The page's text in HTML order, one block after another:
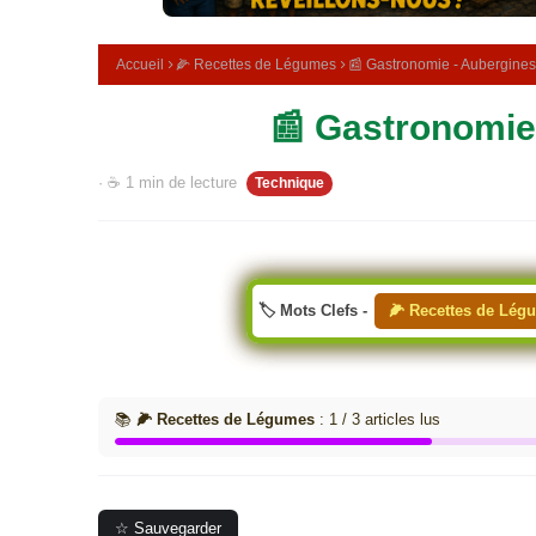
i
l
Accueil 🌽 Recettes de Légumes 📰 Gastronomie -
📰
· ☕ 1 min de lecture Technique
🏷️ Mots Clefs - 🌽 Recettes de
📚 🌽 Recettes de Légumes : 1 / 3 articles lus
☆ Sauvegarder